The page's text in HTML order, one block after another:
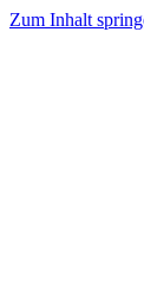
Zum Inhalt